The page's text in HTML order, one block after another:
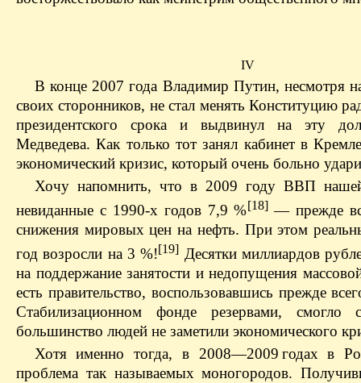
IV
В конце 2007 года Владимир Путин, несмотря
своих сторонников, не стал менять Конституцию
президентского срока и выдвинул на эту
Медведева. Как только тот занял кабинет в
экономический кризис, который очень больно
Хочу напомнить, что в 2009 году ВВП
невиданные с 1990-х годов 7,9 %[18]— прежде
снижения мировых цен на нефть. При этом
год возросли на 3 %![19] Десятки миллиардов
на поддержание занятости и недопущения
есть правительство, воспользовавшись прежде
Стабилизационном фонде резервами, смогло
большинство людей не заметили экономического
Хотя именно тогда, в 2008—2009 годах в
проблема так называемых моногородов.